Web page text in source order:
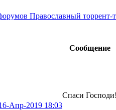
Православный торрент-
Сообщение
Апр-2019 18:03
Спаси